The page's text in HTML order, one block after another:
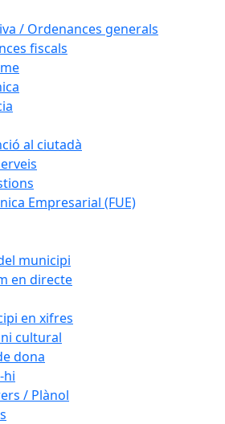
/ Ordenances generals
fiscals
al ciutadà
Empresarial (FUE)
municipi
en directe
en xifres
cultural
dona
hi
/ Plànol